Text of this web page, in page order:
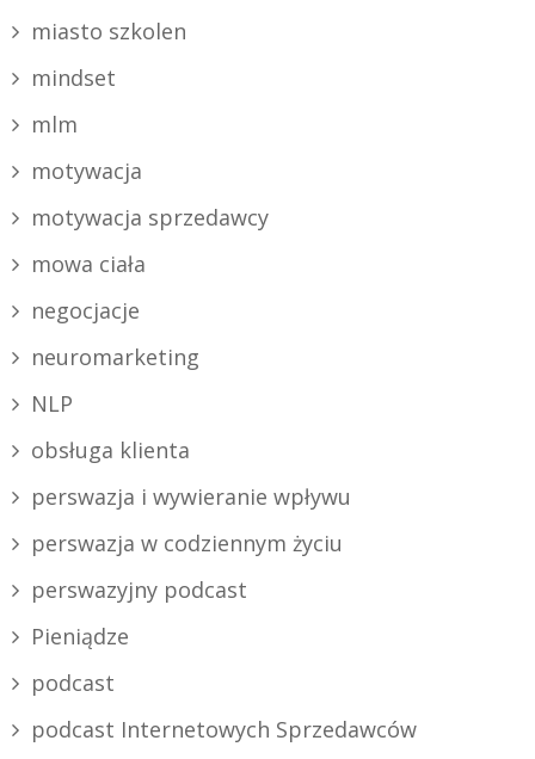
miasto szkolen
mindset
mlm
motywacja
motywacja sprzedawcy
mowa ciała
negocjacje
neuromarketing
NLP
obsługa klienta
perswazja i wywieranie wpływu
perswazja w codziennym życiu
perswazyjny podcast
Pieniądze
podcast
podcast Internetowych Sprzedawców